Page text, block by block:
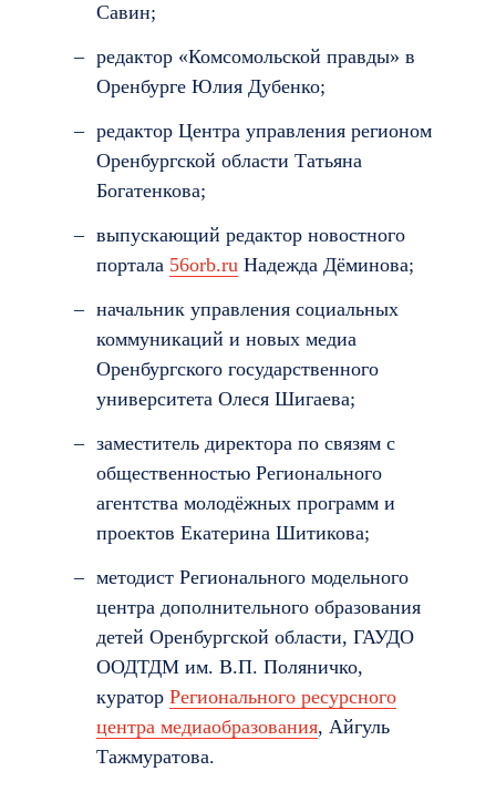
Савин;
редактор «Комсомольской правды» в
Оренбурге Юлия Дубенко;
редактор Центра управления регионом
Оренбургской области Татьяна
Богатенкова;
выпускающий редактор новостного
портала 56orb.ru Надежда Дёминова;
начальник управления социальных
коммуникаций и новых медиа
Оренбургского государственного
университета Олеся Шигаева;
заместитель директора по связям с
общественностью Регионального
агентства молодёжных программ и
проектов Екатерина Шитикова;
методист Регионального модельного
центра дополнительного образования
детей Оренбургской области, ГАУДО
ООДТДМ им. В.П. Поляничко,
куратор Регионального ресурсного
центра медиаобразования, Айгуль
Тажмуратова.